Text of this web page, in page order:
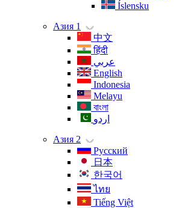
Íslensku
Азия 1
中文
हिंदी
عربي
English
Indonesia
Melayu
বাংলা
اردو
Азия 2
Русский
日本
한국어
ไทย
Tiếng Việt